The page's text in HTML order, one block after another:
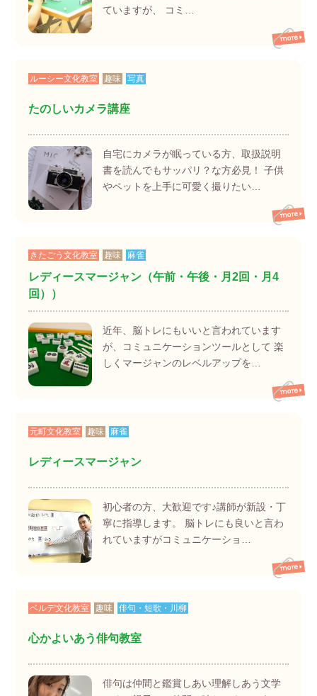
ていますが、 コミ…
ルーシー文化教室 趣味 写真
たのしいカメラ講座
自宅にカメラが眠っている方、取扱説明
書を読んでもサッパリ？な方必見！ 子供
やペットを上手に可愛く撮りたい…
きたごう文化教室 趣味 麻雀
レディースマージャン（午前・午後・月2回・月4
回））
近年、脳トレにもいいと言われています
が、コミュニケーションツールとして 楽
しくマージャンのレベルアップを…
元町文化教室 趣味 麻雀
レディースマージャン
初心者の方、大歓迎です♪講師が新設・丁
寧に指導します。 脳トレにも良いと言わ
れていますがコミュニケーショ…
ベルデ文化教室 趣味 俳句・短歌・川柳
心かよいあう俳句教室
俳句は仲間と鑑賞しあい理解しあう文学